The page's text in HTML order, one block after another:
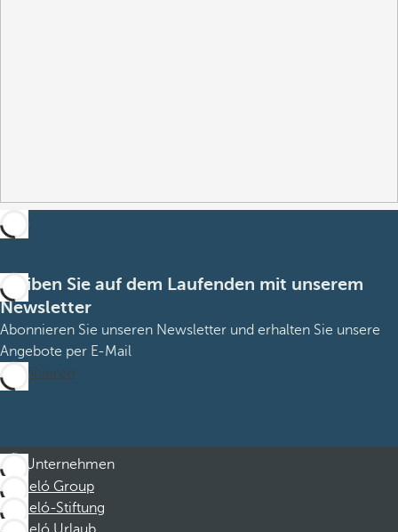
Bleiben Sie auf dem Laufenden mit unserem
Newsletter
Abonnieren Sie unseren Newsletter und erhalten Sie unsere
Angebote per E-Mail
Abonnieren
Unternehmen
Barceló Group
Barceló-Stiftung